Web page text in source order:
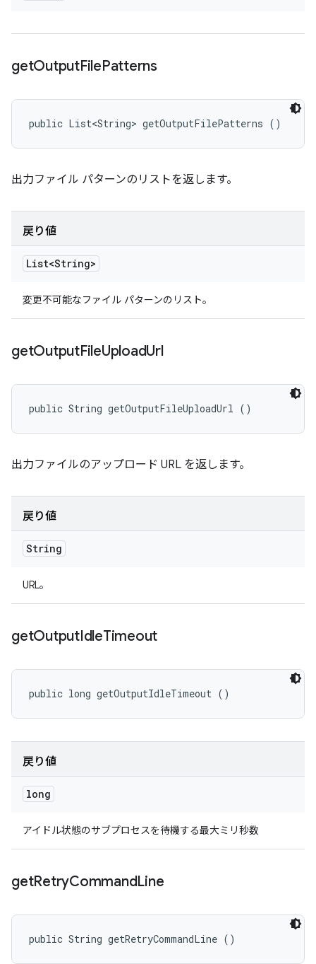
getOutputFilePatterns
public List<String> getOutputFilePatterns ()
出力ファイル パターンのリストを返します。
戻り値
List<String>
変更不可能なファイル パターンのリスト。
getOutputFileUploadUrl
public String getOutputFileUploadUrl ()
出力ファイルのアップロード URL を返します。
戻り値
String
URL。
getOutputIdleTimeout
public long getOutputIdleTimeout ()
戻り値
long
アイドル状態のサブプロセスを待機する最大ミリ秒数
getRetryCommandLine
public String getRetryCommandLine ()